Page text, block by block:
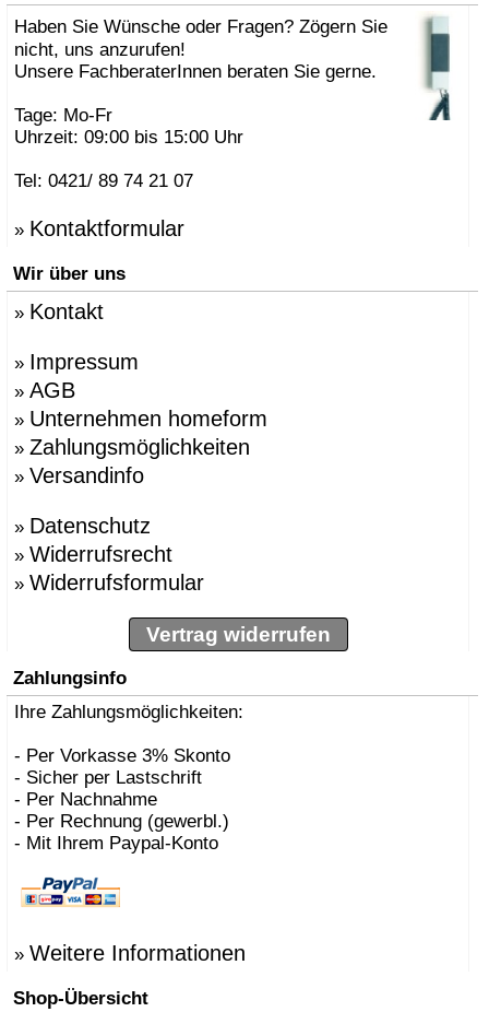
Haben Sie Wünsche oder Fragen? Zögern Sie
nicht, uns anzurufen!
Unsere FachberaterInnen beraten Sie gerne.
Tage: Mo-Fr
Uhrzeit: 09:00 bis 15:00 Uhr
Tel: 0421/ 89 74 21 07
» Kontaktformular
Wir über uns
» Kontakt
» Impressum
» AGB
» Unternehmen homeform
» Zahlungsmöglichkeiten
» Versandinfo
» Datenschutz
» Widerrufsrecht
» Widerrufsformular
Vertrag widerrufen
Zahlungsinfo
Ihre Zahlungsmöglichkeiten:
- Per Vorkasse 3% Skonto
- Sicher per Lastschrift
- Per Nachnahme
- Per Rechnung (gewerbl.)
- Mit Ihrem Paypal-Konto
» Weitere Informationen
Shop-Übersicht